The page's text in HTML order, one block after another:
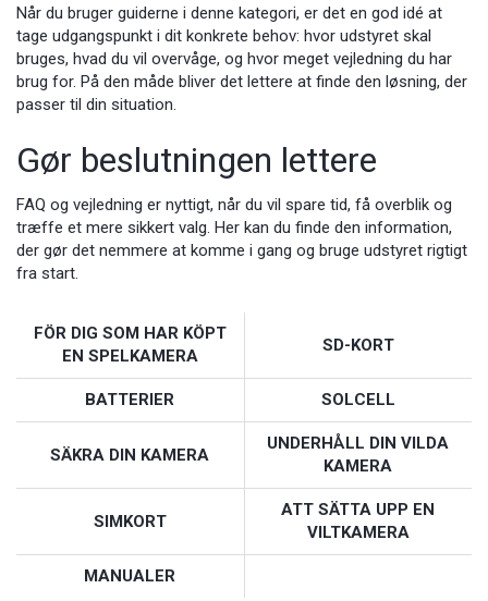
Når du bruger guiderne i denne kategori, er det en god idé at
tage udgangspunkt i dit konkrete behov: hvor udstyret skal
bruges, hvad du vil overvåge, og hvor meget vejledning du har
brug for. På den måde bliver det lettere at finde den løsning, der
passer til din situation.
Gør beslutningen lettere
FAQ og vejledning er nyttigt, når du vil spare tid, få overblik og
træffe et mere sikkert valg. Her kan du finde den information,
der gør det nemmere at komme i gang og bruge udstyret rigtigt
fra start.
FÖR DIG SOM HAR KÖPT
EN SPELKAMERA
SD-KORT
BATTERIER SOLCELL
SÄKRA DIN KAMERA
UNDERHÅLL DIN VILDA
KAMERA
SIMKORT
ATT SÄTTA UPP EN
VILTKAMERA
MANUALER